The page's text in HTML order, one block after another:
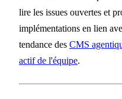
lire les issues ouvertes et
implémentations en lien
tendance des CMS
actif de l'équipe.